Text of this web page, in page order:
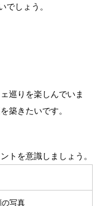
でしょう。
巡りを楽しんでいま
築きたいです。
トを意識しましょう。
の写真